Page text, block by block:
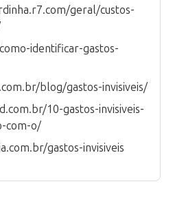
geral/custos-
identificar-gastos-
blog/gastos-invisiveis/
10-gastos-invisiveis-
com-o/
gastos-invisiveis